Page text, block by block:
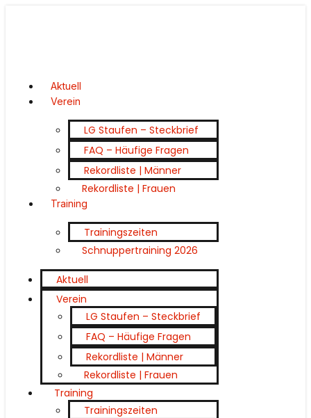
Aktuell
Verein
LG Staufen – Steckbrief
FAQ – Häufige Fragen
Rekordliste | Männer
Rekordliste | Frauen
Training
Trainingszeiten
Schnuppertraining 2026
Aktuell
Verein
LG Staufen – Steckbrief
FAQ – Häufige Fragen
Rekordliste | Männer
Rekordliste | Frauen
Training
Trainingszeiten